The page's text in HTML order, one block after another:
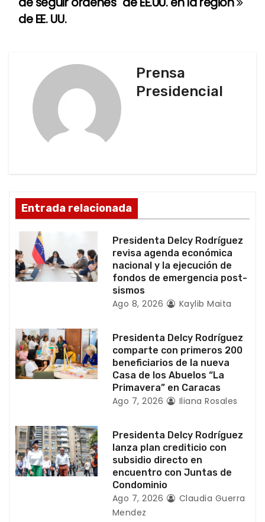
e
e
n
t
a
d
de EE. UU.
Prensa
Presidencial
Entrada relacionada
Presidenta Delcy Rodríguez
revisa agenda económica
nacional y la ejecución de
fondos de emergencia post-
sismos
Ago 8, 2026 Kaylib Maita
Presidenta Delcy Rodríguez
comparte con primeros 200
beneficiarios de la nueva
Casa de los Abuelos “La
Primavera” en Caracas
Ago 7, 2026 Iliana Rosales
Presidenta Delcy Rodríguez
lanza plan crediticio con
subsidio directo en
encuentro con Juntas de
Condominio
Ago 7, 2026
Claudia Guerra
Mendez